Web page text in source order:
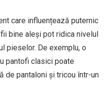
care influențează puternic
bine aleși pot ridica nivelul
pieselor. De exemplu, o
pantofi clasici poate
de pantaloni și tricou într-un